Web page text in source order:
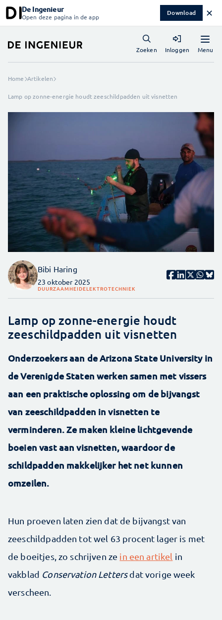
De Ingenieur
Open deze pagina in de app Download ✕
Menu
Zoeken Inloggen
Home Artikelen
Lamp op zonne-energie houdt zeeschildpadden uit visnetten
Bibi Haring
23 oktober 2025
DUURZAAMHEIDELEKTROTECHNIEK
Lamp op zonne-energie houdt
zeeschildpadden uit visnetten
Onderzoekers aan de Arizona State University in
de Verenigde Staten werken samen met vissers
aan een praktische oplossing om de bijvangst
van zeeschildpadden in visnetten te
verminderen. Ze maken kleine lichtgevende
boeien vast aan visnetten, waardoor de
schildpadden makkelijker het net kunnen
omzeilen.
Hun proeven laten zien dat de bijvangst van
zeeschildpadden tot wel 63 procent lager is met
de boeitjes, zo schrijven ze in een artikel in
vakblad Conservation Lettersdat vorige week
verscheen.